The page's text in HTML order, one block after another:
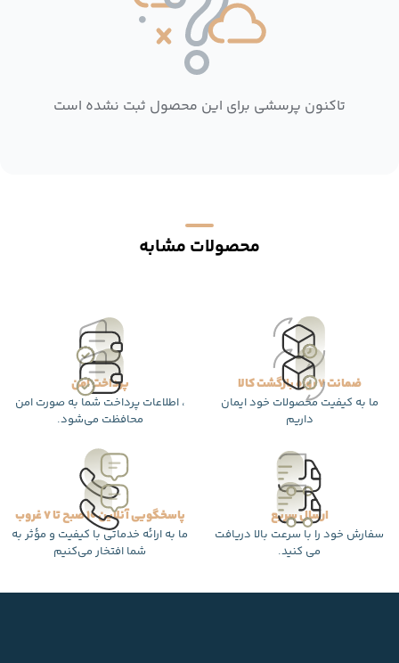
تاکنون پرسشی برای این محصول ثبت نشده است
محصولات مشابه
ضمانت 7 روزه بازگشت کالا
ما به کیفیت محصولات خود ایمان
داریم
پرداخت امن
، اطلاعات پرداخت شما به صورت امن
محافظت می‌شود.
ارسال سریع
سفارش خود را با سرعت بالا دریافت
می کنید.
پاسخگویی آنلاین 10 صبح تا 7 غروب
ما به ارائه خدماتی با کیفیت و مؤثر به
شما افتخار می‌کنیم